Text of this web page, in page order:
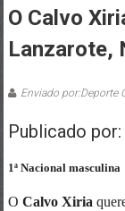
O Calvo
Lanzarote,
Enviado por:Deporte
Publicado
1ª Nacional masculina
O Calvo Xiria